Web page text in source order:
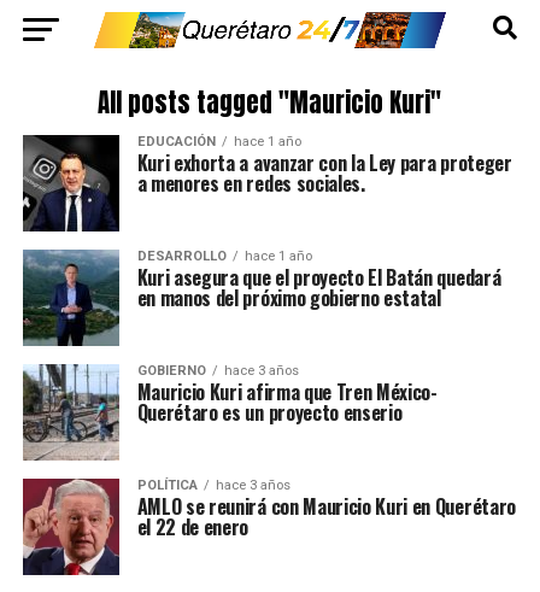
All posts tagged "Mauricio Kuri"
EDUCACIÓN hace 1 año
Kuri exhorta a avanzar con la Ley para proteger
a menores en redes sociales.
DESARROLLO hace 1 año
Kuri asegura que el proyecto El Batán quedará
en manos del próximo gobierno estatal
GOBIERNO hace 3 años
Mauricio Kuri afirma que Tren México-
Querétaro es un proyecto enserio
POLÍTICA hace 3 años
AMLO se reunirá con Mauricio Kuri en Querétaro
el 22 de enero